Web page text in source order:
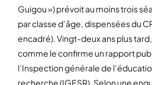
Guigou ») prévoit au moins trois
par classe d’âge, dispensées du
encadré). Vingt-deux ans plus
comme le confirme un rapport
l’Inspection générale de
recherche (IGESR). Selon une